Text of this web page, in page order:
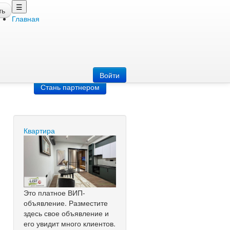
☰
Главная
Войти
Стань партнером
Квартира
Это платное ВИП-
объявление. Разместите
здесь свое объявление и
его увидит много клиентов.